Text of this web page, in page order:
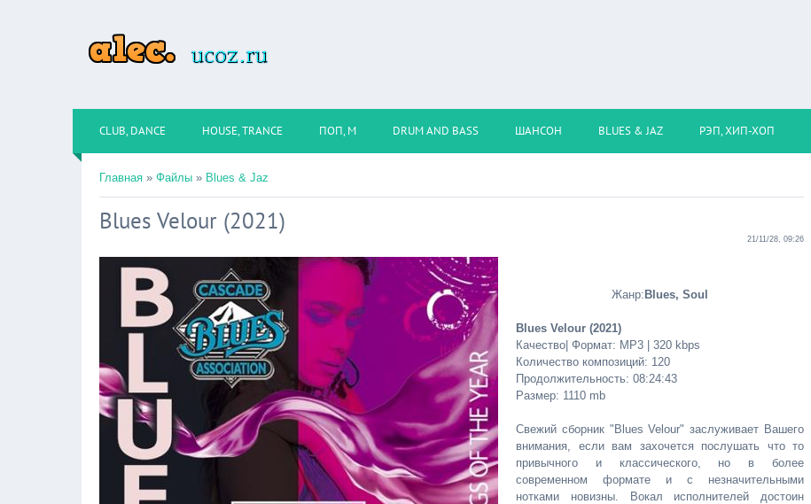
CLUB, DANCE HOUSE, TRANCE ПОП, М DRUM AND BASS ШАНСОН BLUES & JAZ РЭП, ХИП-ХОП
Главная » Файлы » Blues & Jaz
Blues Velour (2021)
21/11/28, 09:26
Жанр: Blues, Soul
Blues Velour (2021)
Качество| Формат: MP3 | 320 kbps
Количество композиций: 120
Продолжительность: 08:24:43
Размер: 1110 mb
Свежий сборник "Blues Velour" заслуживает Вашего
внимания, если вам захочется послушать что то
привычного и классического, но в более
современном формате и с незначительными
нотками новизны. Вокал исполнителей достоин